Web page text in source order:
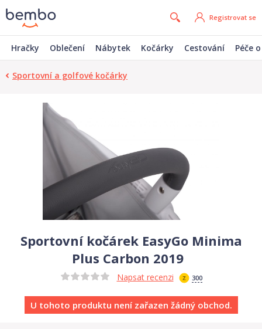
Registrovat se
Hračky Oblečení Nábytek Kočárky Cestování Péče
Sportovní a golfové kočárky
Sportovní kočárek EasyGo Minima
Plus Carbon 2019
Napsat recenzi 300
U tohoto produktu není zařazen žádný obchod.